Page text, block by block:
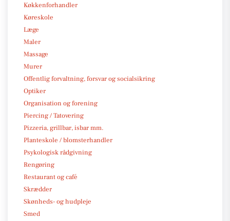
Køkkenforhandler
Køreskole
Læge
Maler
Massage
Murer
Offentlig forvaltning, forsvar og socialsikring
Optiker
Organisation og forening
Piercing / Tatovering
Pizzeria, grillbar, isbar mm.
Planteskole / blomsterhandler
Psykologisk rådgivning
Rengøring
Restaurant og café
Skrædder
Skønheds- og hudpleje
Smed